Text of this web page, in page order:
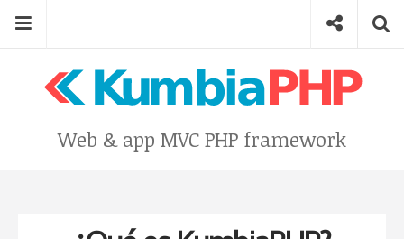
content
Menu
Type your search keyword, and press enter to search
Social
Web & app MVC PHP framework